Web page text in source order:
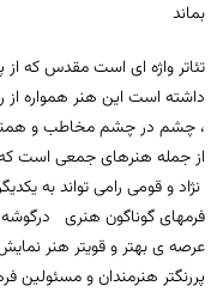
بماند
تئاتر واژه ای است مقدس که
داشته است این هنر همواره
، چشم در چشم مخاطب و
از جمله هنرهای جمعی است
نژاد و قومی رامی تواند به
فرمهای گوناگون هنری درگوشه
عرصه ی بهتر و قویتر هنر
پررنگتر هنرمندان و مسئولین